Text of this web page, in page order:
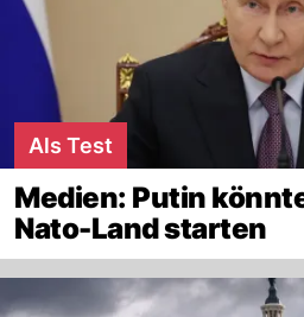
Als Test
Medien: Putin
Nato-Land starten